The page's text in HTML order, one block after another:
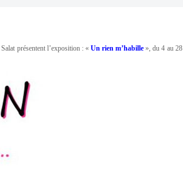
présentent l’exposition : « Un rien m’habille », du 4 au 28